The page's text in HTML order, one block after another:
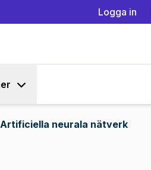
Logga in
Artificiella neurala nätverk